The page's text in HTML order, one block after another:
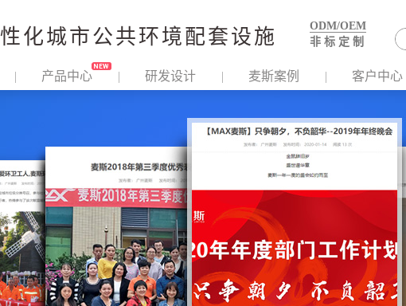
化城市公共环境配套设施
ODM/OEM
非 标 定 制
产品中心 研发设计 麦斯案例 客户中心